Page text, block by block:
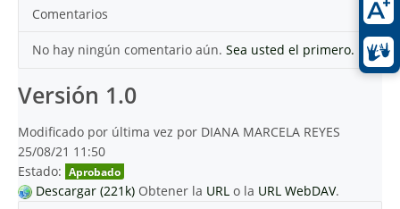
Comentarios
No hay ningún comentario aún. Sea usted el primero.
Versión 1.0
Modificado por última vez por DIANA MARCELA REYES
25/08/21 11:50
Estado: Aprobado
Descargar (221k) Obtener la URL o la URL WebDAV.